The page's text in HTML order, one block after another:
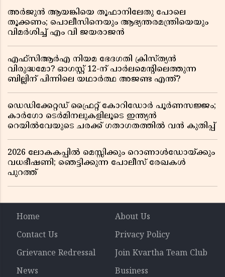
അർജുൻ ആയങ്കിയെ തൂഫാനിലേതു പോലെ
തൂക്കണം; പൊലീസിനെയും ആഭ്യന്തരമന്ത്രിയെയും
വിമർശിച്ച് എം വി ജയരാജൻ
എഫ്സിആർഎ നിയമ ഭേദഗതി ക്രിസ്ത്യൻ
വിരുദ്ധമോ? ഓഗസ്റ്റ് 12-ന് പാർലമെന്റിലെത്തുന്ന
ബില്ലിന് പിന്നിലെ യഥാർത്ഥ അജണ്ട എന്ത്?
ഡെഡിക്കേറ്റഡ് ഫ്രൈറ്റ് കോറിഡോർ പൂർണസജ്ജം;
കാർഗോ ടെർമിനലുകളിലൂടെ ഇന്ത്യൻ
റെയിൽവേയുടെ ചരക്ക് ഗതാഗതത്തിൽ വൻ കുതിപ്പ്
2026 ലോകകപ്പിൽ മെസ്സിക്കും റൊണാൾഡോയ്ക്കും
വധഭീഷണി; ഞെട്ടിക്കുന്ന പോലീസ് രേഖകൾ
പുറത്ത്
Home
About Us
Contact Us
Privacy Policy
Grievance Redressal
Join Kvartha Team Club
News
Business